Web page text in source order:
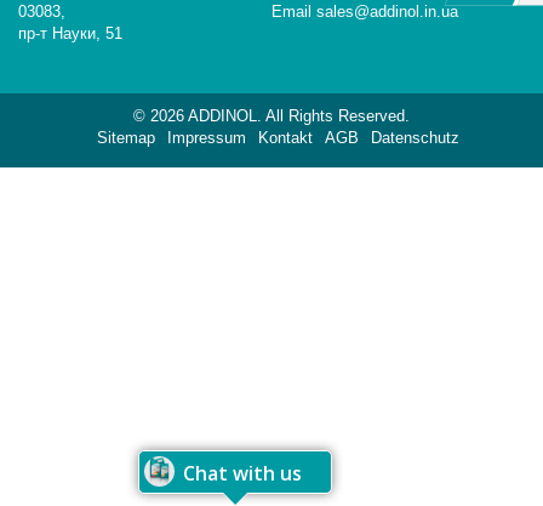
03083,
пр-т Науки, 51
Email sales@addinol.in.ua
© 2026 ADDINOL. All Rights Reserved.
Sitemap
Impressum Kontakt AGB Datenschutz
Chat with us